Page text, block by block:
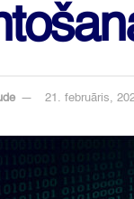
21. februāris,